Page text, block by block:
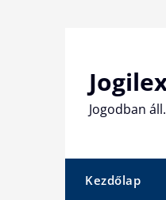
Jogodban
Kezdőlap